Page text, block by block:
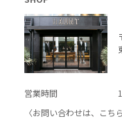
営業時間
〈お問い合わせは、
こちら